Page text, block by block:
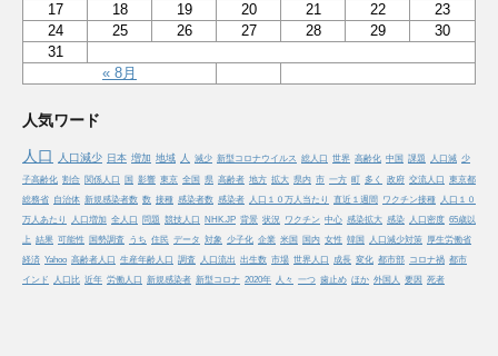
« 8月
17
18 19 20 21 22
23
24
25 26 27 28 29
30
31
人気ワード
人口
人口減少 日本 増加 地域 人 減少 新型コロナウイルス 総人口 世界 高齢化 中国 課題 人口減 少
子高齢化 割合 関係人口 国 影響 東京 全国 県 高齢者 地方 拡大 県内 市 一方 町 多く 政府 交流人口 東京都
総務省 自治体 新規感染者数 数 接種 感染者数 感染者 人口１０万人当たり 直近１週間 ワクチン接種 人口１０
万人あたり
人口増加 全人口 問題 競技人口 NHK.JP 背景 状況 ワクチン 中心 感染拡大 感染 人口密度 65歳以
上 結果 可能性 国勢調査 うち 住民 データ 対象 少子化 企業 米国 国内 女性 韓国 人口減少対策
厚生労働省
経済 Yahoo 高齢者人口 生産年齢人口 調査 人口流出 出生数 市場 世界人口 成長 変化 都市部 コロナ禍 都市
インド
人口比 近年 労働人口 新規感染者 新型コロナ 2020年 人々 一つ 歯止め ほか 外国人 要因 死者